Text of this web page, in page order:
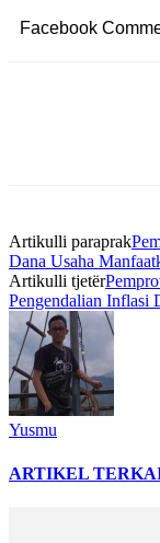
Facebook
Artikulli paraprak
Dana Usaha
Artikulli tjetër
Pengendalian Inflasi
Yusmu
ARTIKEL